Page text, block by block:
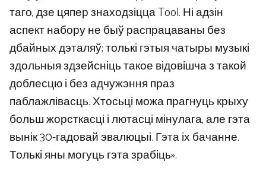
таго, дзе цяпер знаходзіцца Tool. Ні адзін
аспект набору не быў распрацаваны без
дбайных дэталяў; толькі гэтыя чатыры музыкі
здольныя здзейсніць такое відовішча з такой
доблесцю і без адчужэння праз
паблажлівасць. Хтосьці можа прагнуць крыху
больш жорсткасці і лютасці мінулага, але гэта
вынік 30-гадовай эвалюцыі. Гэта іх бачанне.
Толькі яны могуць гэта зрабіць».